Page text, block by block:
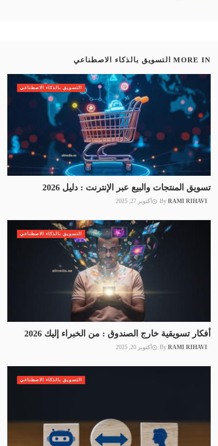
MORE IN التسويق بالذكاء الاصطناعي
تسويق المنتجات والبيع عبر الإنترنت : دليل 2026
By RAMI RIHAVI أكتوبر 27, 2025
التسويق بالذكاء الاصطناعي
أفكار تسويقية خارج الصندوق : من الخبراء إليك 2026
By RAMI RIHAVI أكتوبر 20, 2025
التسويق بالذكاء الاصطناعي
التسويق بالذكاء الاصطناعي